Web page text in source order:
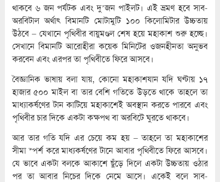
থাকবে ৬ জন পর্যটক এবং দু’জন পাইলট। এই ভ্রমণ হবে সাব-
অরবিটাল অর্থাৎ বিমানটি মোটামুটি ১০০ কিলোমিটার উচ্চতায়
উঠবে – যেখানে পৃথিবীর বায়ুমণ্ডল শেষ হয়ে মহাকাশ শুরু হচ্ছে।
সেখানে বিমানটি আরোহীরা কয়েক মিনিটের ওজনহীনতা অনুভব
করবেন এবং এরপর তা পৃথিবীতে ফিরে আসবে।
বৈজ্ঞানিক ভাষায় বলা যায়, কোনো মহাকাশযান যদি ঘণ্টায় ১৭
হাজার ৫০০ মাইল বা তার বেশি গতিতে উড়তে থাকে তাহলে তা
মাধ্যাকর্ষণের টান কাটিয়ে মহাকাশেই অবস্থান করতে পারবে এবং
পৃথিবীর চার দিকে একটা কক্ষপথ বা অরবিটে ঘুরতে থাকবে।
আর তার গতি যদি এর চেয়ে কম হয় – তাহলে তা মহাকাশের
সীমা স্পর্শ করে মাধ্যকর্ষণের টানে আবার পৃথিবীতে ফিরে আসবে।
যে ভাবে একটা বলকে আকাশে ছুঁড়ে দিলে একটা উচ্চতায় ওঠার
পর তা আবার নিচের দিকে নেমে আসে। একেই বলে সাব-